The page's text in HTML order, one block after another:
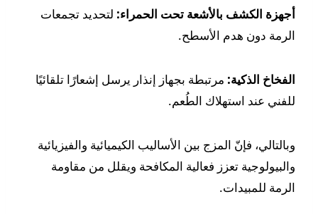
أجهزة الكشف بالأشعة تحت الحمراء: لتحديد تجمعات
الرمة دون هدم الأسطح.
الفخاخ الذكية: مرتبطة بجهاز إنذار يرسل إشعارًا تلقائيًا
للفني عند استهلاك الطُعم.
وبالتالي، فإنّ المزج بين الأساليب الكيميائية والفيزيائية
والبيولوجية تعزز فعالية المكافحة ويقلل من مقاومة
الرمة للمبيدات.